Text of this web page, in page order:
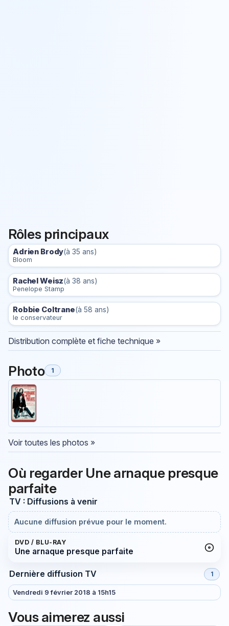
Rôles principaux
Adrien Brody(à 35 ans)
Bloom
Rachel Weisz(à 38 ans)
Penelope Stamp
Robbie Coltrane(à 58 ans)
le conservateur
Distribution complète et fiche technique »
Photo 1
Voir toutes les photos »
Où regarder Une arnaque presque
parfaite
TV : Diffusions à venir
Aucune diffusion prévue pour le moment.
DVD / BLU-RAY
Une arnaque presque parfaite
Dernière diffusion TV 1
Vendredi 9 février 2018 à 15h15
Vous aimerez aussi